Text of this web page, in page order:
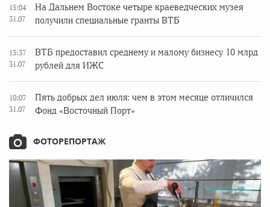
15:04
31.07
На Дальнем Востоке четыре краеведческих музея
получили специальные гранты ВТБ
13:37
31.07
ВТБ предоставил среднему и малому бизнесу 10 млрд
рублей для ИЖС
10:07
31.07
Пять добрых дел июля: чем в этом месяце отличился
Фонд «Восточный Порт»
ФОТОРЕПОРТАЖ